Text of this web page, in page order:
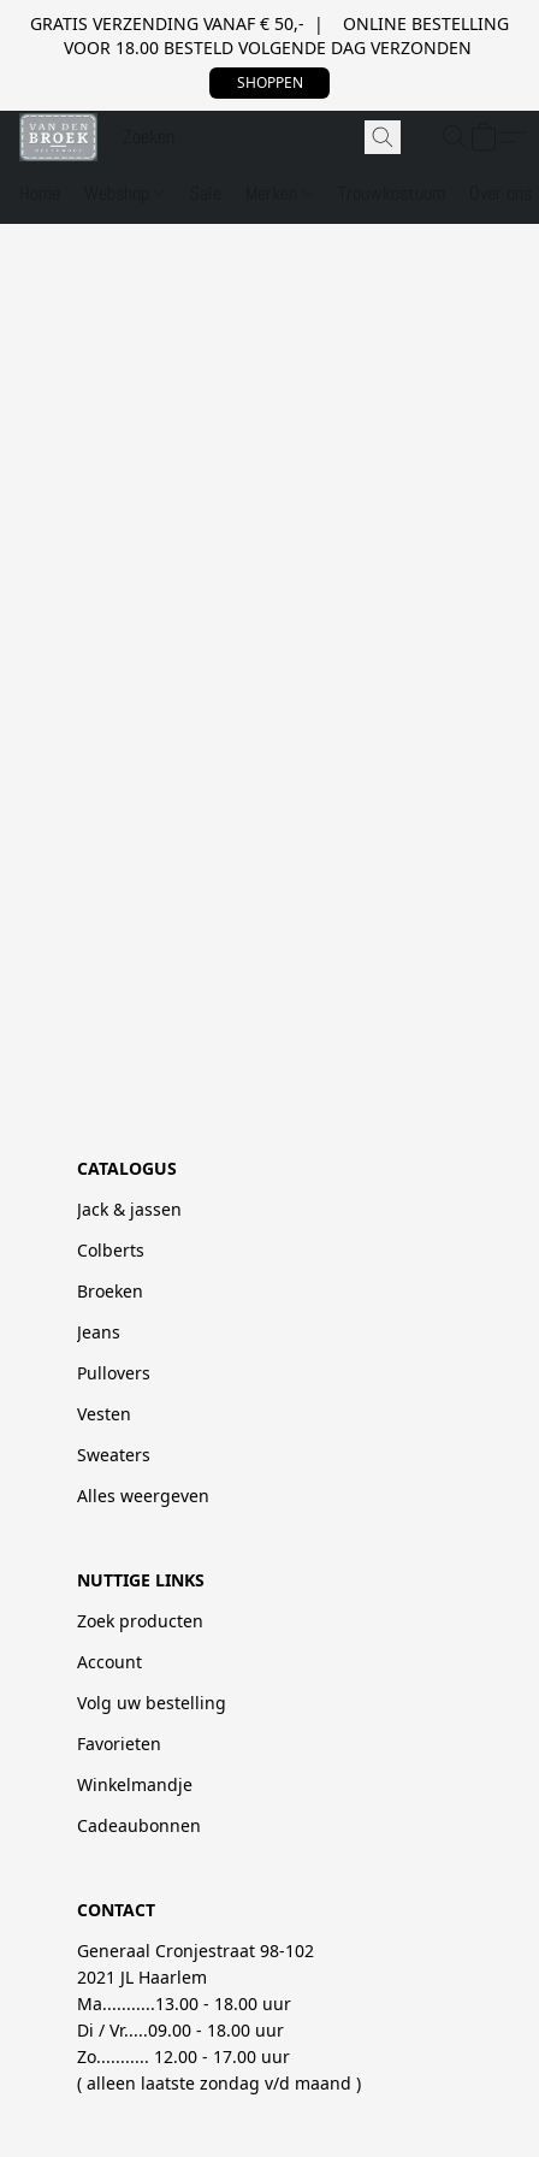
GRATIS VERZENDING VANAF € 50,- | ONLINE BESTELLING
VOOR 18.00 BESTELD VOLGENDE DAG VERZONDEN
SHOPPEN
CATALOGUS
Jack & jassen
Colberts
Broeken
Jeans
Pullovers
Vesten
Sweaters
Alles weergeven
NUTTIGE LINKS
Zoek producten
Account
Volg uw bestelling
Favorieten
Winkelmandje
Cadeaubonnen
CONTACT
Generaal Cronjestraat 98-102
2021 JL Haarlem
Ma...........13.00 - 18.00 uur
Di / Vr.....09.00 - 18.00 uur
Zo........... 12.00 - 17.00 uur
( alleen laatste zondag v/d maand )